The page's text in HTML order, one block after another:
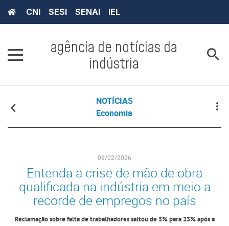
CNI SESI SENAI IEL
agência de notícias da
indústria
NOTÍCIAS
Economia
09/02/2026
Entenda a crise de mão de obra
qualificada na indústria em meio a
recorde de empregos no país
Reclamação sobre falta de trabalhadores saltou de 5% para 23% após a